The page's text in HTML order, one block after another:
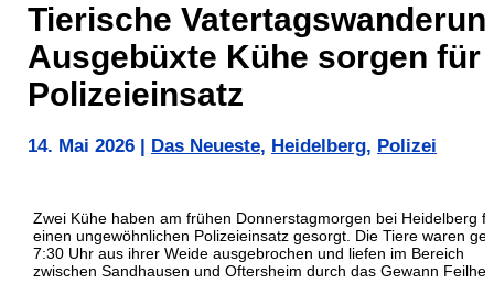
Tierische
Ausgebüxte Kühe sorgen für
Polizeieinsatz
14. Mai 2026 Das Neueste, Heidelberg, Polizei
Zwei Kühe haben am frühen Donnerstagmorgen bei Heidelberg
einen ungewöhnlichen Polizeieinsatz gesorgt. Die Tiere waren
7:30 Uhr aus ihrer Weide ausgebrochen und liefen im Bereich
zwischen Sandhausen und Oftersheim durch das Gewann